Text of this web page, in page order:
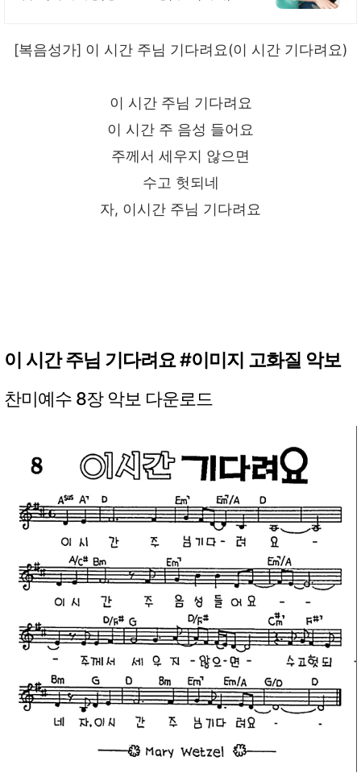
[복음성가] 이 시간 주님 기다려요(이 시간 기다려요)
이 시간 주님 기다려요
이 시간 주 음성 들어요
주께서 세우지 않으면
수고 헛되네
자, 이시간 주님 기다려요
이 시간 주님 기다려요 #이미지 고화질 악보
찬미예수 8장 악보 다운로드